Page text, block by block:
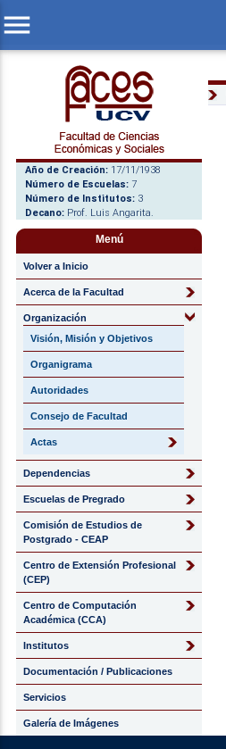
menu
Año de Creación: 17/11/1938
Número de Escuelas: 7
Número de Institutos: 3
Decano: Prof. Luis Angarita.
Menú
Volver a Inicio
Acerca de la Facultad
Organización
Visión, Misión y Objetivos
Organigrama
Autoridades
Consejo de Facultad
Actas
Dependencias
Escuelas de Pregrado
Comisión de Estudios de
Postgrado - CEAP
Centro de Extensión Profesional
(CEP)
Centro de Computación
Académica (CCA)
Institutos
Documentación / Publicaciones
Servicios
Galería de Imágenes